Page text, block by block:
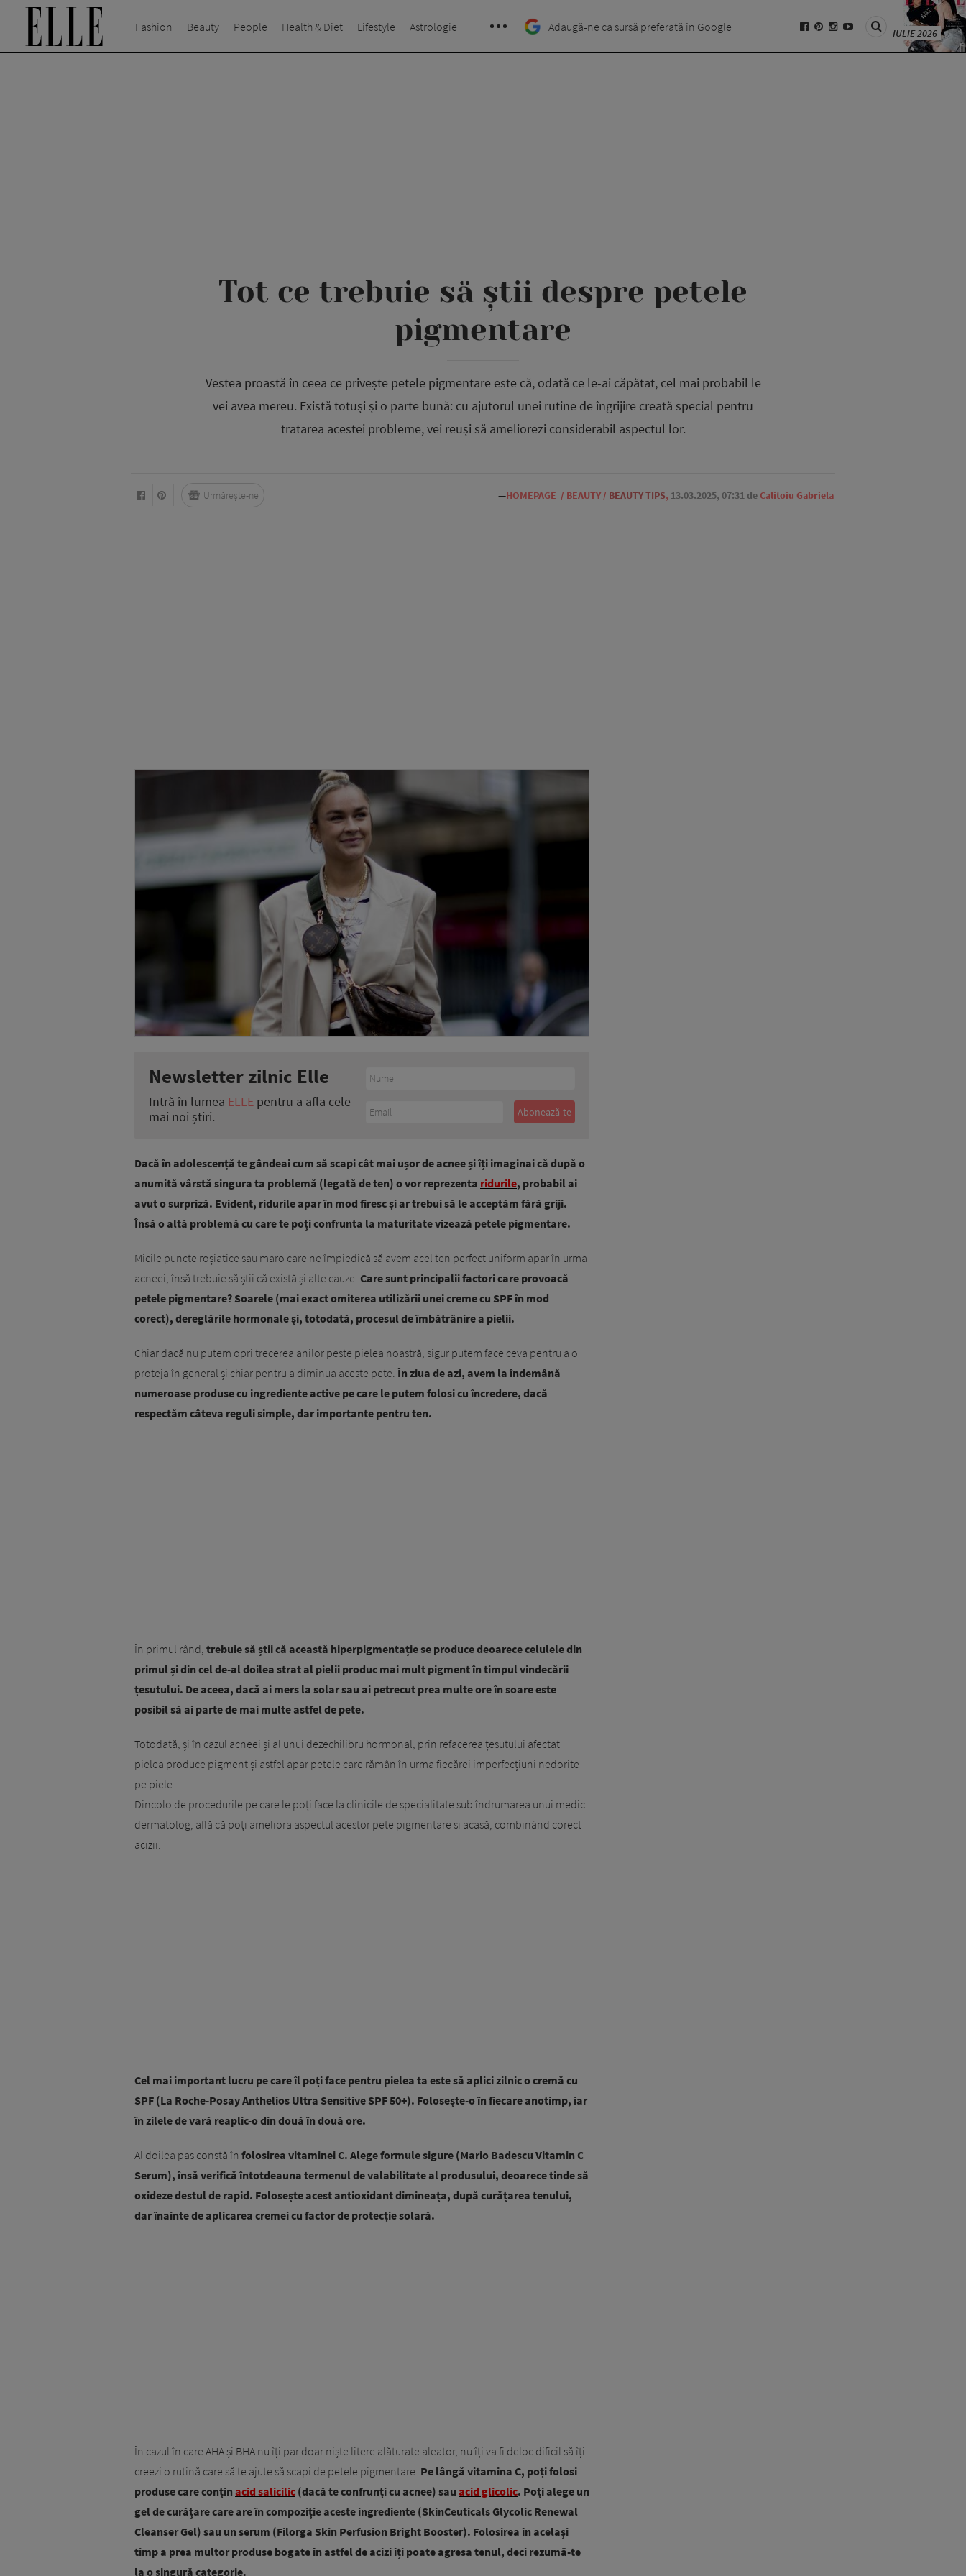
Fashion Beauty People Health & Diet Lifestyle Astrologie Adaugă-ne ca sursă preferată în Google IULIE 2026
Tot ce trebuie să știi despre petele
pigmentare
Vestea proastă în ceea ce privește petele pigmentare este că, odată ce le-ai căpătat, cel mai probabil le
vei avea mereu. Există totuși și o parte bună: cu ajutorul unei rutine de îngrijire creată special pentru
tratarea acestei probleme, vei reuși să ameliorezi considerabil aspectul lor.
—HOMEPAGE / BEAUTY / BEAUTY TIPS, 13.03.2025, 07:31 deCalitoiu Gabriela
Urmărește-ne
Newsletter zilnic Elle
Intră în lumea ELLE pentru a afla cele
mai noi știri.
Dacă în adolescență te gândeai cum să scapi cât mai ușor de acnee și îți imaginai că după o
anumită vârstă singura ta problemă (legată de ten) o vor reprezenta ridurile, probabil ai
avut o surpriză. Evident, ridurile apar în mod firesc și ar trebui să le acceptăm fără griji.
Însă o altă problemă cu care te poți confrunta la maturitate vizează petele pigmentare.
Micile puncte roșiatice sau maro care ne împiedică să avem acel ten perfect uniform apar în urma
acneei, însă trebuie să știi că există și alte cauze. Care sunt principalii factori care provoacă
petele pigmentare? Soarele (mai exact omiterea utilizării unei creme cu SPF în mod
corect), dereglările hormonale și, totodată, procesul de îmbătrânire a pielii.
Chiar dacă nu putem opri trecerea anilor peste pielea noastră, sigur putem face ceva pentru a o
proteja în general și chiar pentru a diminua aceste pete. În ziua de azi, avem la îndemână
numeroase produse cu ingrediente active pe care le putem folosi cu încredere, dacă
respectăm câteva reguli simple, dar importante pentru ten.
În primul rând, trebuie să știi că această hiperpigmentație se produce deoarece celulele din
primul și din cel de-al doilea strat al pielii produc mai mult pigment în timpul vindecării
țesutului. De aceea, dacă ai mers la solar sau ai petrecut prea multe ore în soare este
posibil să ai parte de mai multe astfel de pete.
Totodată, și în cazul acneei și al unui dezechilibru hormonal, prin refacerea țesutului afectat
pielea produce pigment și astfel apar petele care rămân în urma fiecărei imperfecțiuni nedorite
pe piele.
Dincolo de procedurile pe care le poți face la clinicile de specialitate sub îndrumarea unui medic
dermatolog, află că poți ameliora aspectul acestor pete pigmentare si acasă, combinând corect
acizii.
Cel mai important lucru pe care îl poți face pentru pielea ta este să aplici zilnic o cremă cu
SPF (La Roche-Posay Anthelios Ultra Sensitive SPF 50+). Folosește-o în fiecare anotimp, iar
în zilele de vară reaplic-o din două în două ore.
Al doilea pas constă în folosirea vitaminei C. Alege formule sigure (Mario Badescu Vitamin C
Serum), însă verifică întotdeauna termenul de valabilitate al produsului, deoarece tinde să
oxideze destul de rapid. Folosește acest antioxidant dimineața, după curățarea tenului,
dar înainte de aplicarea cremei cu factor de protecție solară.
În cazul în care AHA și BHA nu îți par doar niște litere alăturate aleator, nu îți va fi deloc dificil să îți
creezi o rutină care să te ajute să scapi de petele pigmentare. Pe lângă vitamina C, poți folosi
produse care conțin acid salicilic (dacă te confrunți cu acnee) sau acid glicolic. Poți alege un
gel de curățare care are în compoziție aceste ingrediente (SkinCeuticals Glycolic Renewal
Cleanser Gel) sau un serum (Filorga Skin Perfusion Bright Booster). Folosirea în același
timp a prea multor produse bogate în astfel de acizi îți poate agresa tenul, deci rezumă-te
la o singură categorie.